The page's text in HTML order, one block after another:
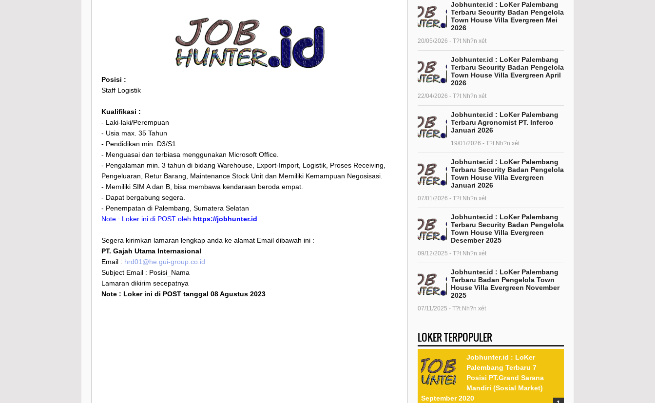
Posisi :
Staff Logistik
Kualifikasi :
- Laki-laki/Perempuan
- Usia max. 35 Tahun
- Pendidikan min. D3/S1
- Menguasai dan terbiasa menggunakan Microsoft Office.
- Pengalaman min. 3 tahun di bidang Warehouse, Export-Import, Logistik, Proses Receiving,
Pengeluaran, Retur Barang, Maintenance Stock Unit dan Memiliki Kemampuan Negosisasi.
- Memiliki SIM A dan B, bisa membawa kendaraan beroda empat.
- Dapat bergabung segera.
- Penempatan di Palembang, Sumatera Selatan
Note : Loker ini di POST oleh https://jobhunter.id
Segera kirimkan lamaran lengkap anda ke alamat Email dibawah ini :
PT. Gajah Utama Internasional
Email : hrd01@he.gui-group.co.id
Subject Email : Posisi_Nama
Lamaran dikirim secepatnya
Note : Loker ini di POST tanggal 08 Agustus 2023
Jobhunter.id : LoKer Palembang
Terbaru Security Badan Pengelola
Town House Villa Evergreen Mei
2026
20/05/2026 - T?t Nh?n xét
Jobhunter.id : LoKer Palembang
Terbaru Security Badan Pengelola
Town House Villa Evergreen April
2026
22/04/2026 - T?t Nh?n xét
Jobhunter.id : LoKer Palembang
Terbaru Agronomist PT. Inferco
Januari 2026
19/01/2026 - T?t Nh?n xét
Jobhunter.id : LoKer Palembang
Terbaru Security Badan Pengelola
Town House Villa Evergreen
Januari 2026
07/01/2026 - T?t Nh?n xét
Jobhunter.id : LoKer Palembang
Terbaru Security Badan Pengelola
Town House Villa Evergreen
Desember 2025
09/12/2025 - T?t Nh?n xét
Jobhunter.id : LoKer Palembang
Terbaru Badan Pengelola Town
House Villa Evergreen November
2025
07/11/2025 - T?t Nh?n xét
LOKER TERPOPULER
Jobhunter.id : LoKer
Palembang Terbaru 7
Posisi PT.Grand Sarana
Mandiri (Sosial Market)
September 2020